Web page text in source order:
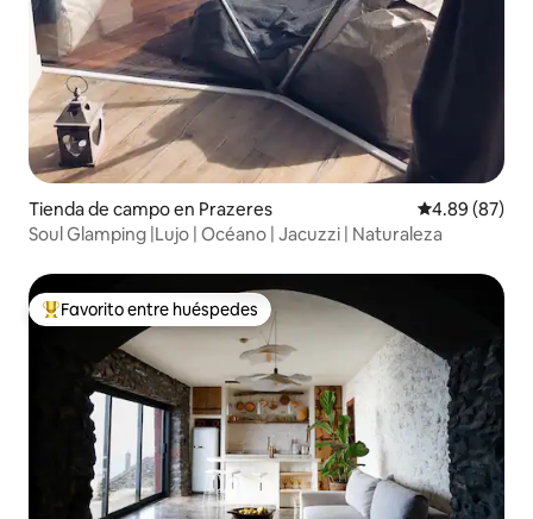
Tienda de campo en Prazeres Calificación
4.89 (87)
Soul Glamping |Lujo | Océano | Jacuzzi | Naturaleza
Favorito entre huéspedes preferido
Favorito entre huéspedes